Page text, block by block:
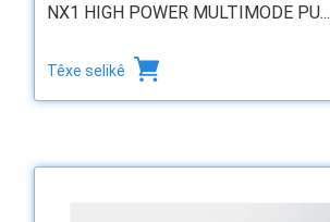
NX1 HIGH POWER MULTIMODE PU...
Têxe selikê